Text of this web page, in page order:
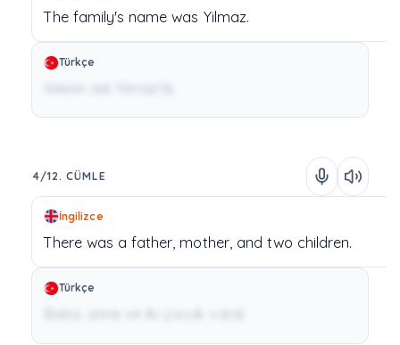
The family's name was Yilmaz.
Türkçe
Ailenin adı Yılmaz'dı.
4/12. CÜMLE
İngilizce
There was a father, mother, and two children.
Türkçe